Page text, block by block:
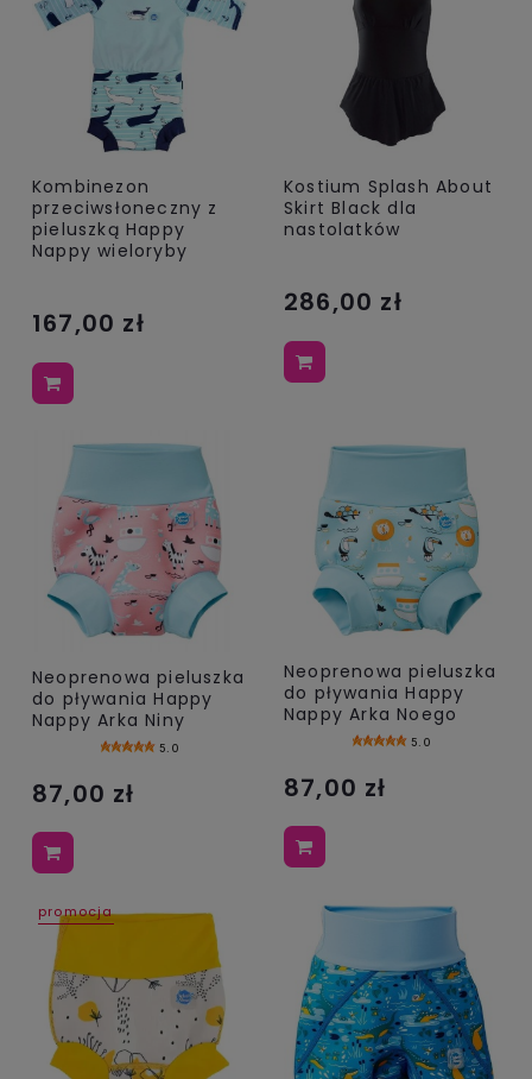
Kombinezon
przeciwsłoneczny z
pieluszką Happy
Nappy wieloryby
167,00 zł
Kostium Splash About
Skirt Black dla
nastolatków
286,00 zł
Neoprenowa pieluszka
do pływania Happy
Nappy Arka Niny
5.0
87,00 zł
Neoprenowa pieluszka
do pływania Happy
Nappy Arka Noego
5.0
87,00 zł
promocja